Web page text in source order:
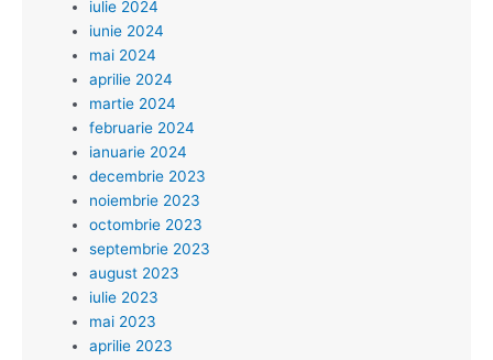
iulie 2024
iunie 2024
mai 2024
aprilie 2024
martie 2024
februarie 2024
ianuarie 2024
decembrie 2023
noiembrie 2023
octombrie 2023
septembrie 2023
august 2023
iulie 2023
mai 2023
aprilie 2023